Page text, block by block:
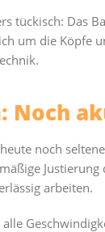
tückisch: Das
um die Köpfe
Noch
noch
arbeiten.